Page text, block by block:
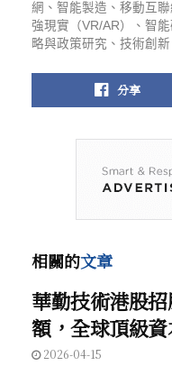
網、智能製造、移動互
強現實（VR/AR）、智
略與政策研究、技術創
分享
相關的文章
華勤技術港股
額，全球頂級
2026-04-15